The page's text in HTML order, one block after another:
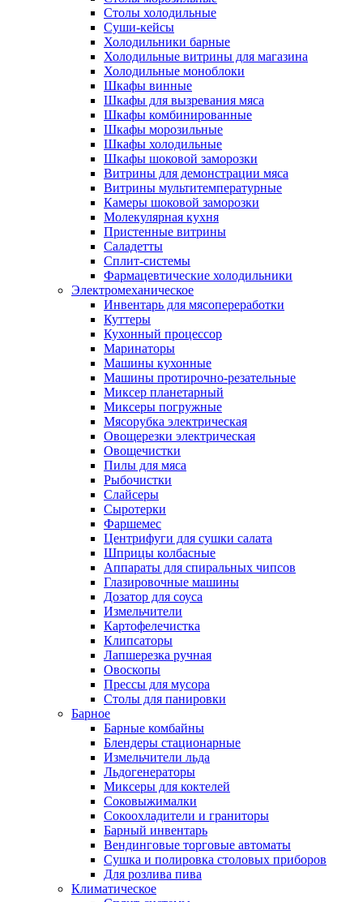
Столы холодильные
Суши-кейсы
Холодильники барные
Холодильные витрины для магазина
Холодильные моноблоки
Шкафы винные
Шкафы для вызревания мяса
Шкафы комбинированные
Шкафы морозильные
Шкафы холодильные
Шкафы шоковой заморозки
Витрины для демонстрации мяса
Витрины мультитемпературные
Камеры шоковой заморозки
Молекулярная кухня
Пристенные витрины
Саладетты
Сплит-системы
Фармацевтические холодильники
Электромеханическое
Инвентарь для мясопереработки
Куттеры
Кухонный процессор
Маринаторы
Машины кухонные
Машины протирочно-резательные
Миксер планетарный
Миксеры погружные
Мясорубка электрическая
Овощерезки электрическая
Овощечистки
Пилы для мяса
Рыбочистки
Слайсеры
Сыротерки
Фаршемес
Центрифуги для сушки салата
Шприцы колбасные
Аппараты для спиральных чипсов
Глазировочные машины
Дозатор для соуса
Измельчители
Картофелечистка
Клипсаторы
Лапшерезка ручная
Овоскопы
Прессы для мусора
Столы для панировки
Барное
Барные комбайны
Блендеры стационарные
Измельчители льда
Льдогенераторы
Миксеры для коктелей
Соковыжималки
Сокоохладители и граниторы
Барный инвентарь
Вендинговые торговые автоматы
Сушка и полировка столовых приборов
Для розлива пива
Климатическое